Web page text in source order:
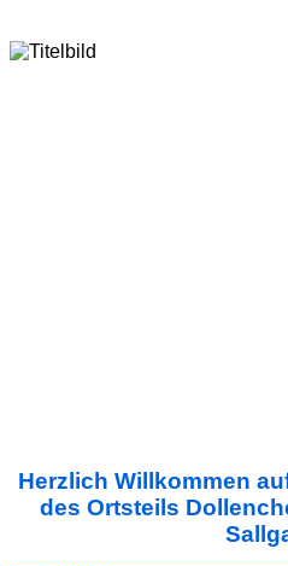
Herzlich Willkommen
des Ortsteils